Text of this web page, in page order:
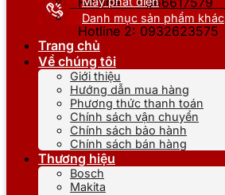
Hotline 2: 0932623575
Danh mục sản phẩm khác
Trang chủ
Về chúng tôi
Giới thiệu
Hướng dẫn mua hàng
Phương thức thanh toán
Chính sách vận chuyển
Chính sách bảo hành
Chính sách bán hàng
Thương hiệu
Bosch
Makita